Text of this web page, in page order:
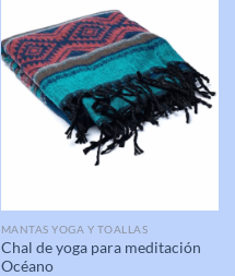
MANTAS YOGA Y TOALLAS
Chal de yoga para meditación
Océano